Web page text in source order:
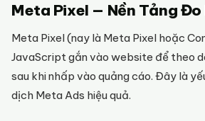
Meta Pixel — Nền Tảng
Meta Pixel (nay là Meta Pixel hoặc
JavaScript gắn vào website để theo
sau khi nhấp vào quảng cáo. Đây là
dịch Meta Ads hiệu quả.